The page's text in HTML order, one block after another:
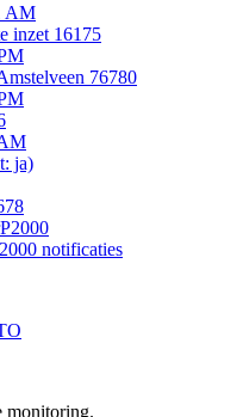
AM
inzet 16175
76780
ja)
P2000
notificaties
monitoring.